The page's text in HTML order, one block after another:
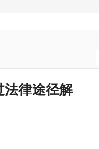
律途径解